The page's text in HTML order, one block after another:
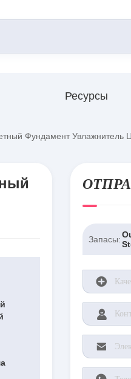
Ресурсы
Фундамент Увлажнитель
Запасы: